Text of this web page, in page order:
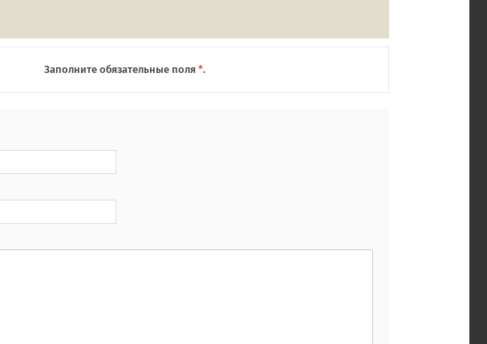
Заполните обязательные поля *.